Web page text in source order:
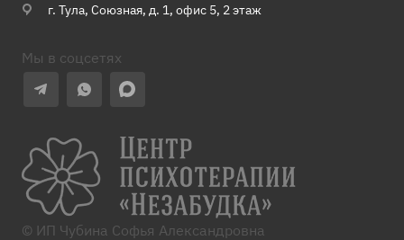
г. Тула, Союзная, д. 1, офис 5, 2 этаж
Мы в соцсетях
© ИП Чубина Софья Александровна